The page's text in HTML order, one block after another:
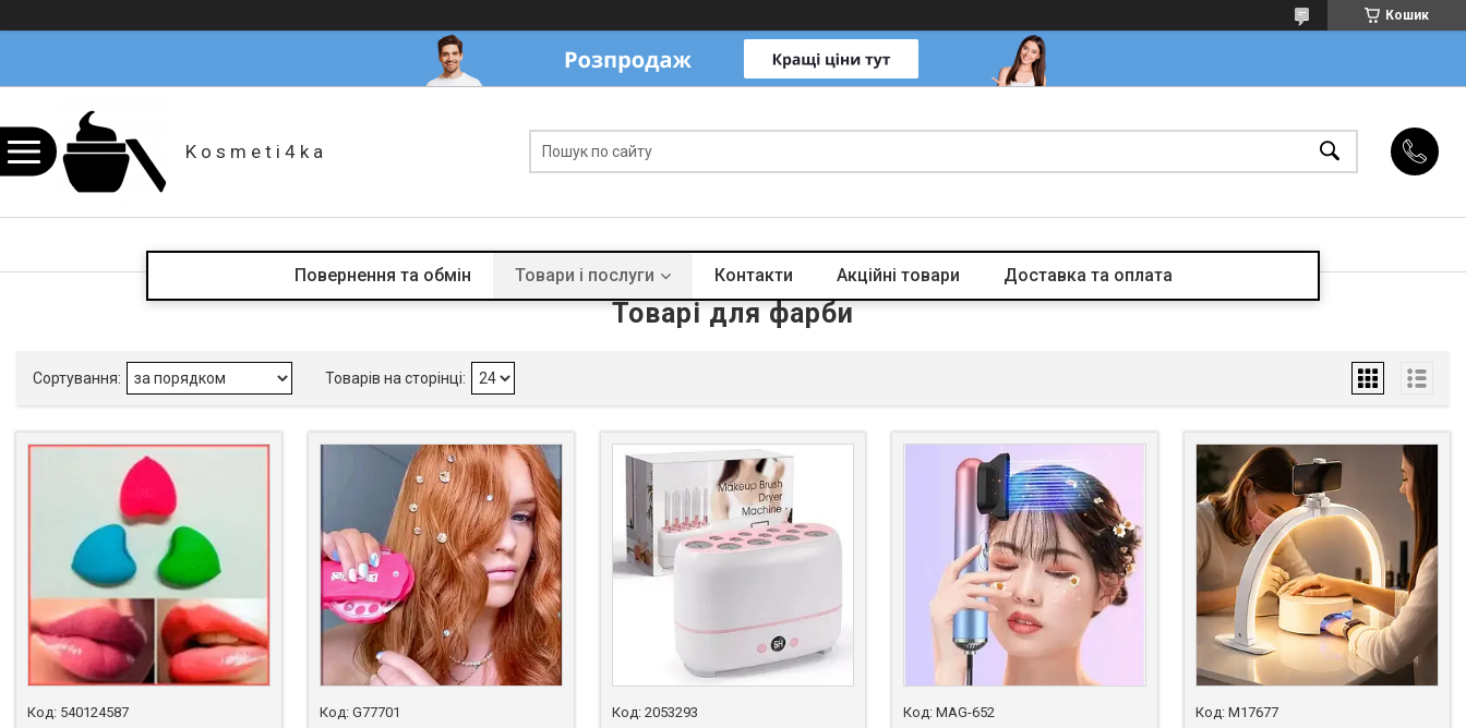
Кошик
K o s m e t i 4 k a
Повернення та обмін Товари і послуги Контакти Акційні товари Доставка та оплата
Товарі для фарби
540124587 G77701 2053293 MAG-652 M17677